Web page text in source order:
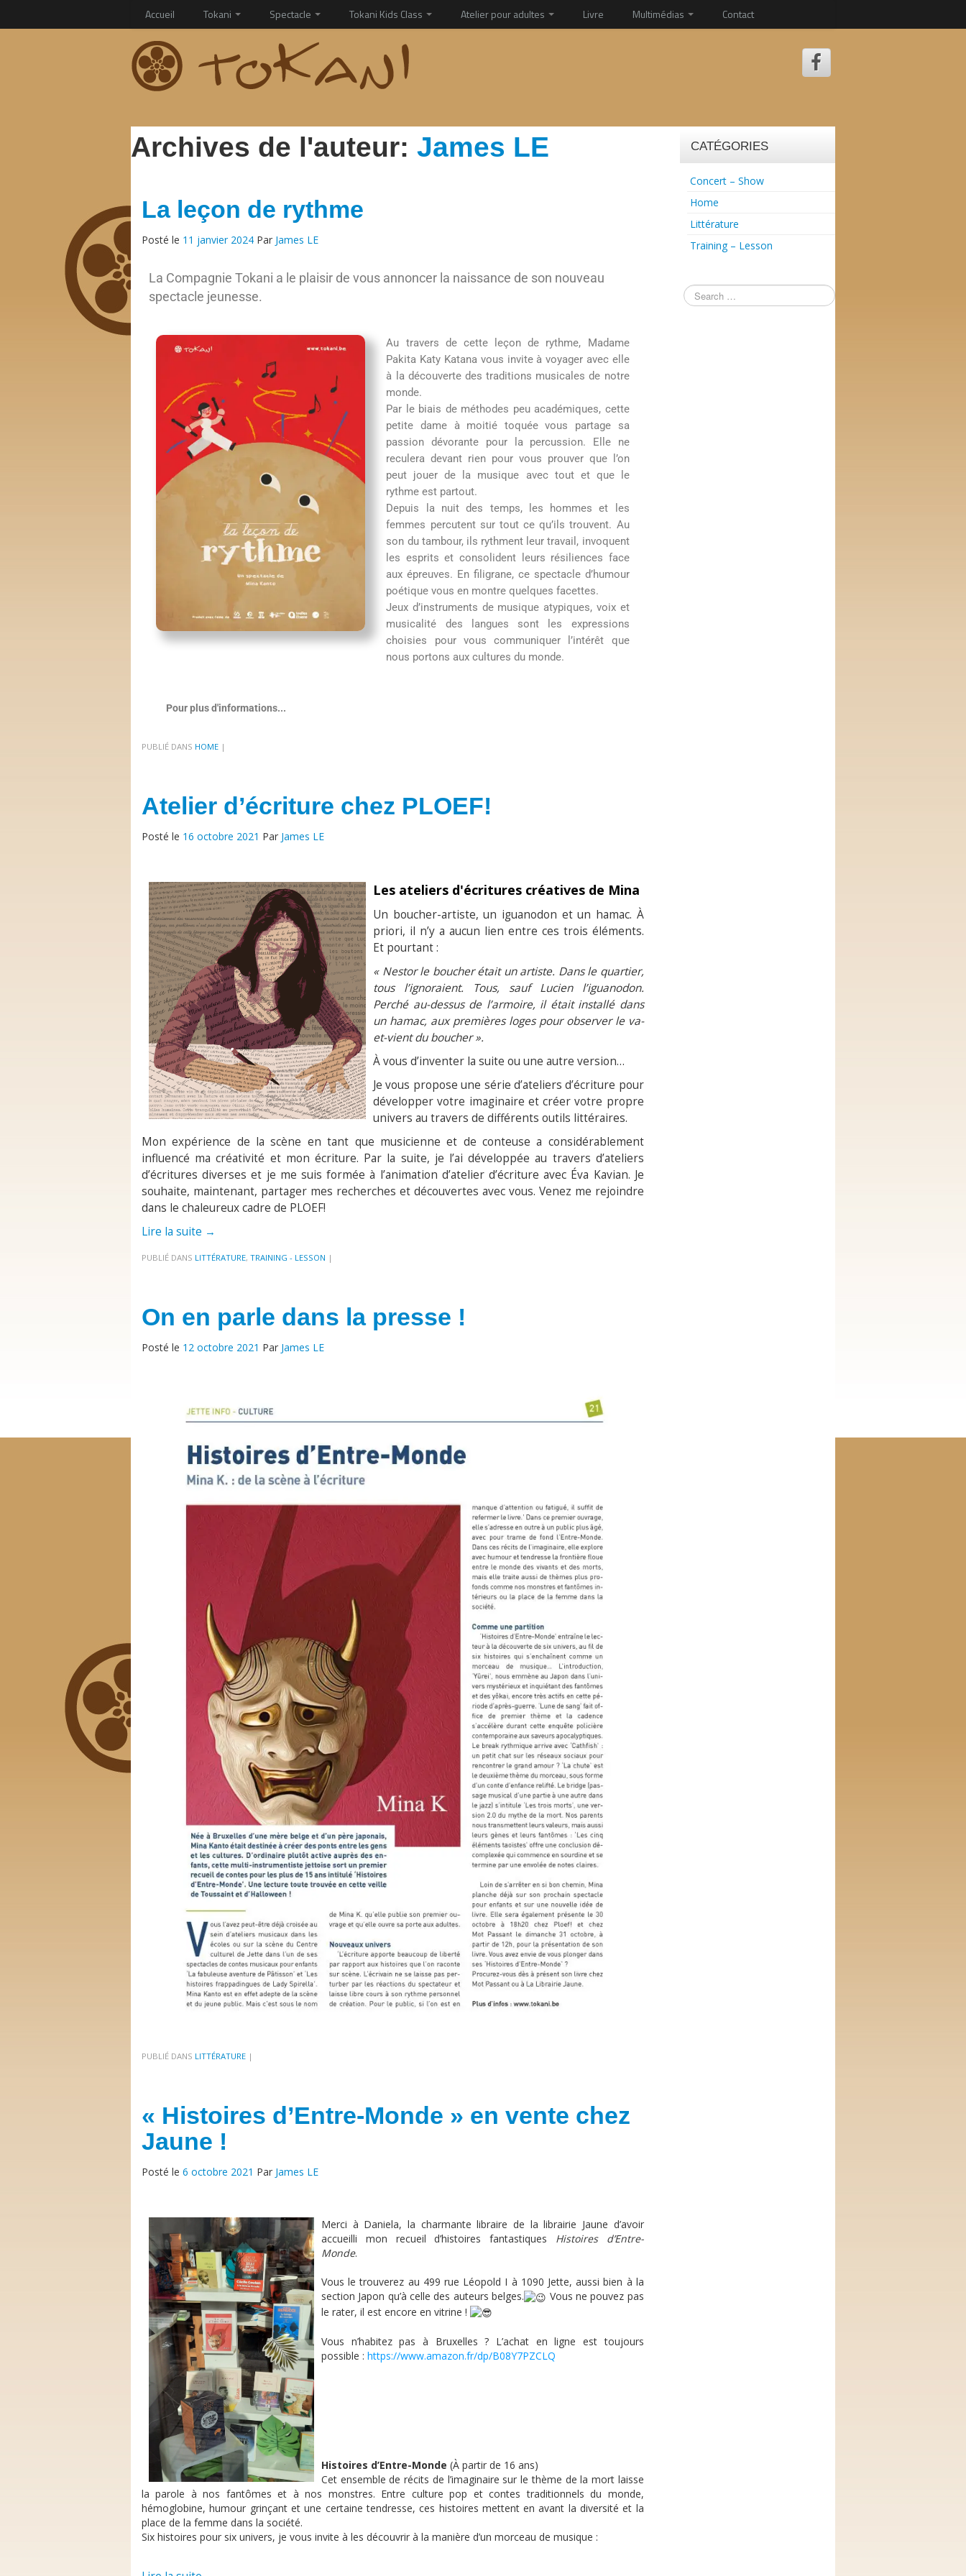
Accueil Tokani Spectacle Tokani Kids Class Atelier pour adultes Livre Multimédias Contact
Archives de l'auteur: James LE
La leçon de rythme
Posté le 11 janvier 2024 Par James LE
La Compagnie Tokani a le plaisir de vous annoncer la naissance de son nouveau
spectacle jeunesse.
Au travers de cette leçon de rythme, Madame
Pakita Katy Katana vous invite à voyager avec elle
à la découverte des traditions musicales de notre
monde.
Par le biais de méthodes peu académiques, cette
petite dame à moitié toquée vous partage sa
passion dévorante pour la percussion. Elle ne
reculera devant rien pour vous prouver que l’on
peut jouer de la musique avec tout et que le
rythme est partout.
Depuis la nuit des temps, les hommes et les
femmes percutent sur tout ce qu’ils trouvent. Au
son du tambour, ils rythment leur travail, invoquent
les esprits et consolident leurs résiliences face
aux épreuves. En filigrane, ce spectacle d’humour
poétique vous en montre quelques facettes.
Jeux d’instruments de musique atypiques, voix et
musicalité des langues sont les expressions
choisies pour vous communiquer l’intérêt que
nous portons aux cultures du monde.
Pour plus d'informations...
PUBLIÉ DANS HOME |
Atelier d’écriture chez PLOEF!
Posté le 16 octobre 2021 Par James LE
Les ateliers d'écritures créatives de Mina
Un boucher-artiste, un iguanodon et un hamac. À
priori, il n’y a aucun lien entre ces trois éléments.
Et pourtant :
« Nestor le boucher était un artiste. Dans le quartier,
tous l’ignoraient. Tous, sauf Lucien l’iguanodon.
Perché au-dessus de l’armoire, il était installé dans
un hamac, aux premières loges pour observer le va-
et-vient du boucher ».
À vous d’inventer la suite ou une autre version…
Je vous propose une série d’ateliers d’écriture pour
développer votre imaginaire et créer votre propre
univers au travers de différents outils littéraires.
Mon expérience de la scène en tant que musicienne et de conteuse a considérablement
influencé ma créativité et mon écriture. Par la suite, je l’ai développée au travers d’ateliers
d’écritures diverses et je me suis formée à l’animation d’atelier d’écriture avec Éva Kavian. Je
souhaite, maintenant, partager mes recherches et découvertes avec vous. Venez me rejoindre
dans le chaleureux cadre de PLOEF!
Lire la suite →
PUBLIÉ DANS LITTÉRATURE, TRAINING - LESSON |
On en parle dans la presse !
Posté le 12 octobre 2021 Par James LE
PUBLIÉ DANS LITTÉRATURE |
« Histoires d’Entre-Monde » en vente chez
Jaune !
Posté le 6 octobre 2021 Par James LE
Merci à Daniela, la charmante libraire de la librairie Jaune d’avoir
accueilli mon recueil d’histoires fantastiques Histoires d’Entre-
Monde.
Vous le trouverez au 499 rue Léopold I à 1090 Jette, aussi bien à la
section Japon qu’à celle des auteurs belges.
Vous ne pouvez pas
le rater, il est encore en vitrine !
Vous n’habitez pas à Bruxelles ? L’achat en ligne est toujours
possible : https://www.amazon.fr/dp/B08Y7PZCLQ
Histoires d’Entre-Monde (À partir de 16 ans)
Cet ensemble de récits de l’imaginaire sur le thème de la mort laisse
la parole à nos fantômes et à nos monstres. Entre culture pop et contes traditionnels du monde,
hémoglobine, humour grinçant et une certaine tendresse, ces histoires mettent en avant la diversité et la
place de la femme dans la société.
Six histoires pour six univers, je vous invite à les découvrir à la manière d’un morceau de musique :
CATÉGORIES
Concert – Show
Home
Littérature
Training – Lesson